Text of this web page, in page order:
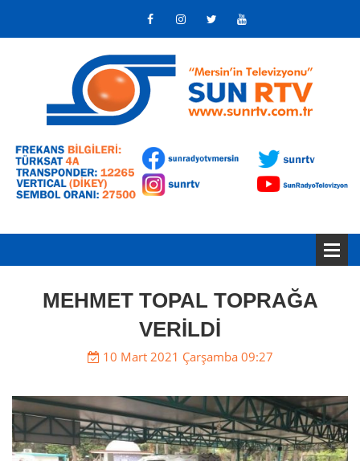
MEHMET TOPAL TOPRAĞA
VERİLDİ
10 Mart 2021 Çarşamba 09:27